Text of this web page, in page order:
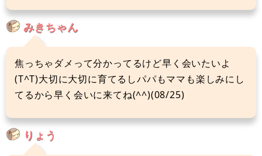
みきちゃん
焦っちゃダメって分かってるけど早く会いたいよ
(T^T)大切に大切に育てるしパパもママも楽しみにし
てるから早く会いに来てね(^^)(08/25)
りょう